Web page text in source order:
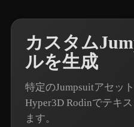
カスタム
ルを生成
特定のJumpsuitアセッ
Hyper3D Rodinでテキ
ます。